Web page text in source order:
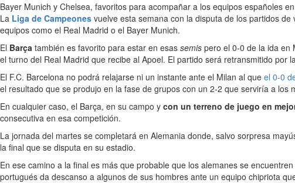
Bayer Munich y Chelsea, favoritos para acompañar a los equipos españoles
La Liga de Campeones vuelve esta semana con la disputa de los partidos
equipos como el Real Madrid o el Bayer Munich.
El Barça también es favorito para estar en esas semis pero el 0-0 de la ida en
el turno del Real Madrid que recibe al Apoel. El partido será retransmitido por
El F.C. Barcelona no podrá relajarse ni un instante ante el Milan al que el 0-0
el resultado que se produjo en la fase de grupos con un 2-2 que serviría a los
En cualquier caso, el Barça, en su campo y con un terreno de juego en
consecutiva en esa competición.
La jornada del martes se completará en Alemania donde, salvo sorpresa
la final que se disputa en su estadio.
En ese camino a la final es más que probable que los alemanes se encuentren
portugués da descanso a algunos de sus hombres ante un equipo chipriota